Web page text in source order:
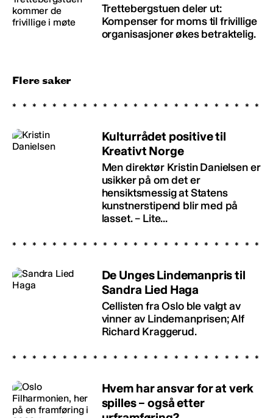
Trettebergstuen deler ut:
Kompenser for moms til frivillige
organisasjoner økes betraktelig.
Flere saker
Kulturrådet positive til
Kreativt Norge
Men direktør Kristin Danielsen er
usikker på om det er
hensiktsmessig at Statens
kunstnerstipend blir med på
lasset. – Lite...
De Unges Lindemanpris til
Sandra Lied Haga
Cellisten fra Oslo ble valgt av
vinner av Lindemanprisen; Alf
Richard Kraggerud.
Hvem har ansvar for at verk
spilles – også etter